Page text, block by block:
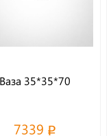
Ваза 35*35*70
7339